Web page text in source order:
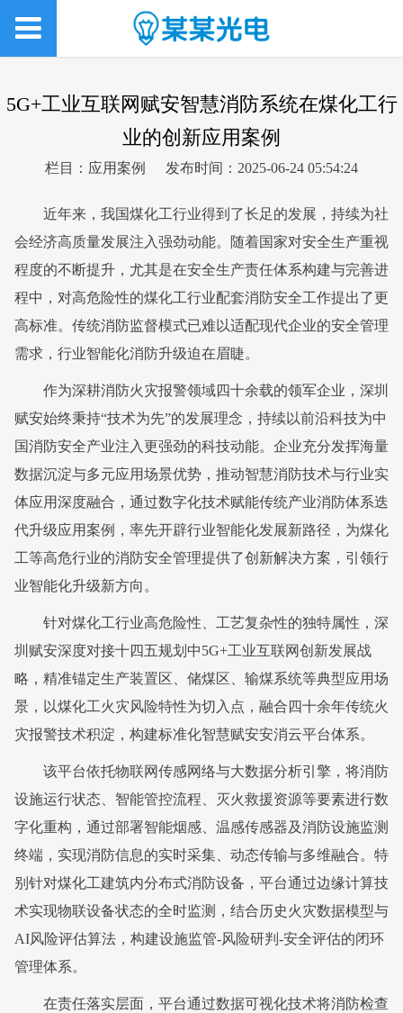
5G+工业互联网赋安智慧消防系统在煤化工行
业的创新应用案例
栏目：应用案例 发布时间：2025-06-24 05:54:24
近年来，我国煤化工行业得到了长足的发展，持续为社
会经济高质量发展注入强劲动能。随着国家对安全生产重视
程度的不断提升，尤其是在安全生产责任体系构建与完善进
程中，对高危险性的煤化工行业配套消防安全工作提出了更
高标准。传统消防监督模式已难以适配现代企业的安全管理
需求，行业智能化消防升级迫在眉睫。
作为深耕消防火灾报警领域四十余载的领军企业，深圳
赋安始终秉持“技术为先”的发展理念，持续以前沿科技为中
国消防安全产业注入更强劲的科技动能。企业充分发挥海量
数据沉淀与多元应用场景优势，推动智慧消防技术与行业实
体应用深度融合，通过数字化技术赋能传统产业消防体系迭
代升级应用案例 ，率先开辟行业智能化发展新路径，为煤化
工等高危行业的消防安全管理提供了创新解决方案，引领行
业智能化升级新方向。
针对煤化工行业高危险性、工艺复杂性的独特属性，深
圳赋安深度对接十四五规划中5G+工业互联网创新发展战
略，精准锚定生产装置区、储煤区、输煤系统等典型应用场
景，以煤化工火灾风险特性为切入点，融合四十余年传统火
灾报警技术积淀，构建标准化智慧赋安安消云平台体系。
该平台依托物联网传感网络与大数据分析引擎，将消防
设施运行状态、智能管控流程、灭火救援资源等要素进行数
字化重构，通过部署智能烟感、温感传感器及消防设施监测
终端，实现消防信息的实时采集、动态传输与多维融合。特
别针对煤化工建筑内分布式消防设备，平台通过边缘计算技
术实现物联设备状态的全时监测，结合历史火灾数据模型与
AI风险评估算法，构建设施监管-风险研判-安全评估的闭环
管理体系。
在责任落实层面，平台通过数据可视化技术将消防检查